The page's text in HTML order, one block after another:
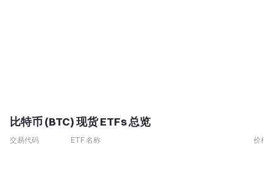
比特币 (BTC) 现货 ETFs 总览
交易代码 ETF 名称 价格